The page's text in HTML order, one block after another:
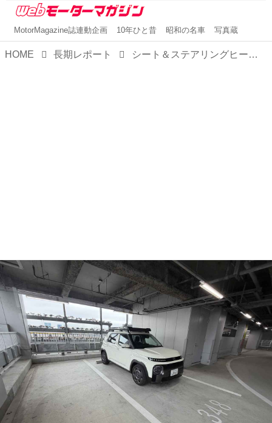
MotorMagazine誌連動企画 10年ひと昔 昭和の名車 写真蔵
HOME 長期レポート シート＆ステアリングヒーターで快適に過ごせた冬【ヒョンデ インスタークロス：長期テスト③】